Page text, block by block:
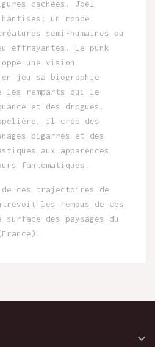
cachées. Joël
un monde
semi-humaines ou
effrayantes. Le punk
une vision
en jeu sa biographie
les remparts qui le
et des drogues.
il crée des
bigarrés et des
aux apparences
fantomatiques.
de ces trajectoires de
les remous de ces
des paysages du
